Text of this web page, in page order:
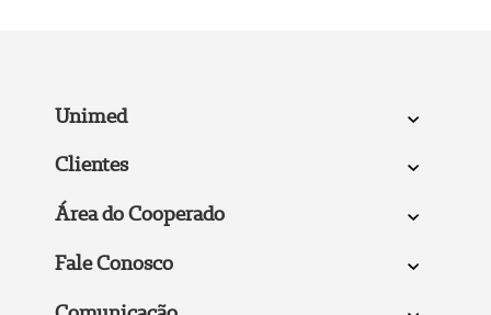
Unimed
Clientes
Área do Cooperado
Fale Conosco